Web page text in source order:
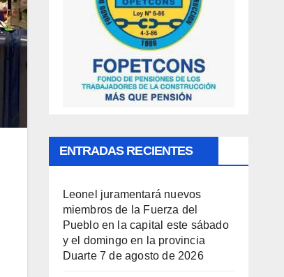
ENTRADAS RECIENTES
Leonel juramentará nuevos
miembros de la Fuerza del
Pueblo en la capital este sábado
y el domingo en la provincia
Duarte 7 de agosto de 2026